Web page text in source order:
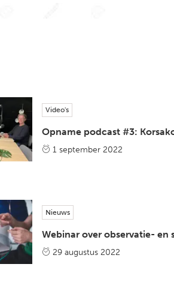
Video's
Opname podcast #3:
1 september 2022
Nieuws
Webinar over observatie-
29 augustus 2022